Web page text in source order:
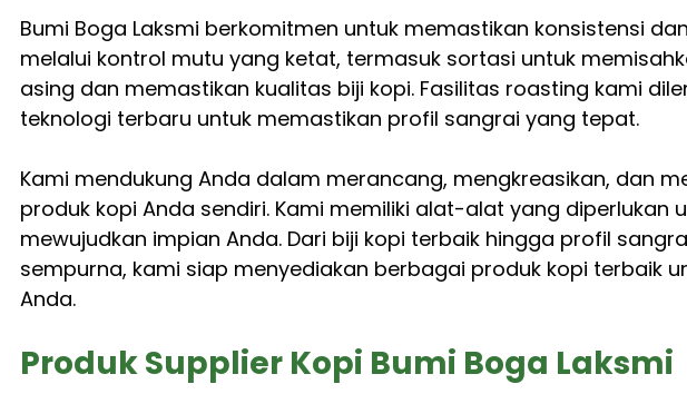
Bumi Boga Laksmi berkomitmen untuk memastikan konsistensi
melalui kontrol mutu yang ketat, termasuk sortasi untuk
asing dan memastikan kualitas biji kopi. Fasilitas roasting kami
teknologi terbaru untuk memastikan profil sangrai yang tepat.
Kami mendukung Anda dalam merancang, mengkreasikan, dan
produk kopi Anda sendiri. Kami memiliki alat-alat yang diperlukan
mewujudkan impian Anda. Dari biji kopi terbaik hingga profil
sempurna, kami siap menyediakan berbagai produk kopi terbaik
Anda.
Produk Supplier Kopi Bumi Boga Laksmi